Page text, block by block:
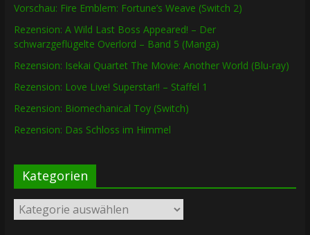
Vorschau: Fire Emblem: Fortune’s Weave (Switch 2)
Rezension: A Wild Last Boss Appeared! – Der
schwarzgeflügelte Overlord – Band 5 (Manga)
Rezension: Isekai Quartet The Movie: Another World (Blu-ray)
Rezension: Love Live! Superstar!! – Staffel 1
Rezension: Biomechanical Toy (Switch)
Rezension: Das Schloss im Himmel
Kategorien
Kategorien